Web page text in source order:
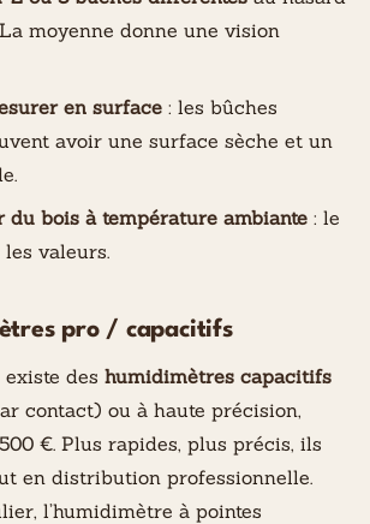
moyenne donne une vision
en surface : les bûches
avoir une surface sèche et un
du bois à température ambiante : le
valeurs.
pro / capacitifs
des humidimètres capacitifs
contact) ou à haute précision,
€. Plus rapides, plus précis, ils
en distribution professionnelle.
l’humidimètre à pointes